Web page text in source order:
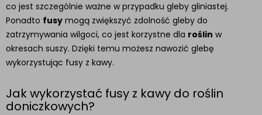
co jest szczególnie ważne w przypadku gleby gliniastej.
Ponadto fusy mogą zwiększyć zdolność gleby do
zatrzymywania wilgoci, co jest korzystne dla roślin w
okresach suszy. Dzięki temu możesz nawozić glebę
wykorzystując fusy z kawy.
Jak wykorzystać fusy z kawy do roślin
doniczkowych?